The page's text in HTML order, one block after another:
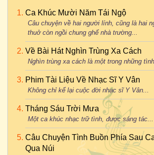
Ca Khúc Mười Năm Tái Ngộ
Câu chuyện về hai người lính, cũng là hai
thuở còn ngồi chung ghế nhà trường...
Về Bài Hát Nghìn Trùng Xa Cách
Nghìn trùng xa cách là một trong những
Phim Tài Liệu Về Nhạc Sĩ Y Vân
Không chỉ kể lại cuộc đời nhạc sĩ Y Vân...
Tháng Sáu Trời Mưa
Một ca khúc nhạc trữ tình, được sáng tác...
Câu Chuyện Tình Buồn Phía Sau
Qua Núi